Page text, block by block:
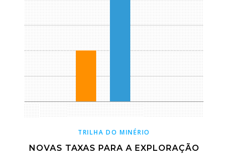
TRILHA DO MINÉRIO
NOVAS TAXAS PARA A EXPLORAÇÃO